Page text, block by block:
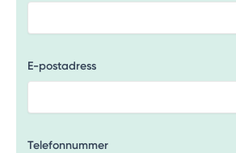
E-postadress
Telefonnummer